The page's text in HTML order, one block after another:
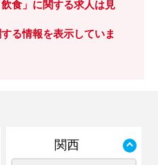
食」に関する求人は見
る情報を表示していま
関西